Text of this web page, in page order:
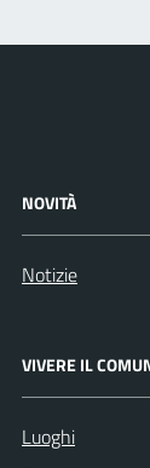
NOVITÀ
Notizie
VIVERE IL
Luoghi